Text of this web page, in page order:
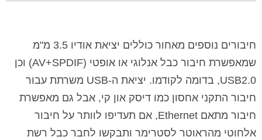
חיבורים נוספים מאחור כוללים יציאת אודיו 3.5 מ"מ
שמאפשרת חיבור כבל אנלוגי או אופטי (AV+SPDIF) וכן
USB2.0, בדומה לקודמו. יציאת ה-USB משרתת עבור
חיבור התקני אחסון כמו דיסק און קי, אבל גם מאפשרת
חיבור מתאם Ethernet, אם תעדיפו לוותר על חיבור
אלחוטי מהראוטר לסטרימר ותבקשו לחבר כבל רשת